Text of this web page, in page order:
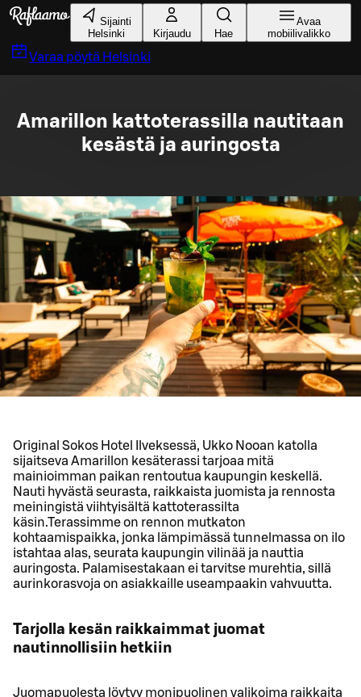
Siirry pääsisältöön
Sijainti
Helsinki
Kirjaudu Hae
Avaa
mobiilivalikko
Varaa pöytä Helsinki
Amarillon kattoterassilla nautitaan
kesästä ja auringosta
Original Sokos Hotel Ilveksessä, Ukko Nooan katolla
sijaitseva Amarillon kesäterassi tarjoaa mitä
mainioimman paikan rentoutua kaupungin keskellä.
Nauti hyvästä seurasta, raikkaista juomista ja rennosta
meiningistä viihtyisältä kattoterassilta
käsin.Terassimme on rennon mutkaton
kohtaamispaikka, jonka lämpimässä tunnelmassa on ilo
istahtaa alas, seurata kaupungin vilinää ja nauttia
auringosta. Palamisestakaan ei tarvitse murehtia, sillä
aurinkorasvoja on asiakkaille useampaakin vahvuutta.
Tarjolla kesän raikkaimmat juomat
nautinnollisiin hetkiin
Juomapuolesta löytyy monipuolinen valikoima raikkaita